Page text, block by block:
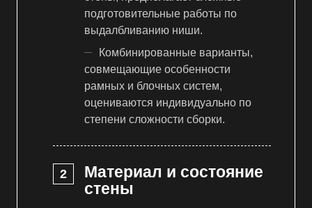
подготовительные работы по
выдалбливанию ниши.
Комбинированные варианты,
совмещающие особенности
рамных и блочных систем,
оцениваются индивидуально по
степени сложности сборки.
Материал и состояние
стены